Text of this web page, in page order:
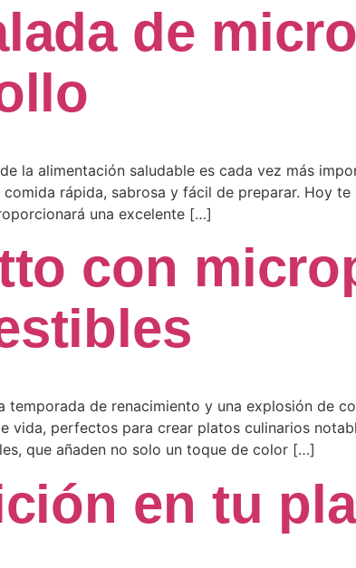
de
la alimentación saludable es cada vez más
comida rápida, sabrosa y fácil de preparar. Hoy
una excelente […]
con
temporada de renacimiento y una explosión de
vida, perfectos para crear platos culinarios
que añaden no solo un toque de color […]
en tu